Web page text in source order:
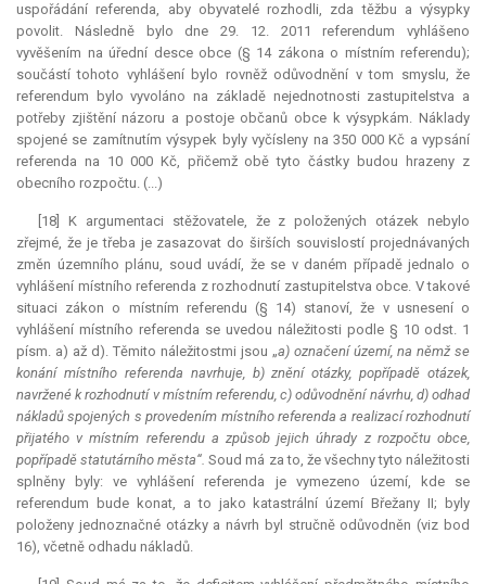
uspořádání referenda, aby obyvatelé rozhodli, zda těžbu a výsypky
povolit. Následně bylo dne 29. 12. 2011referendum vyhlášeno
vyvěšením na úřední desce obce (§ 14 zákona o místním referendu);
součástí tohoto vyhlášení bylo rovněž odůvodnění v tom smyslu, že
referendum bylo vyvoláno na základě nejednotnosti zastupitelstva a
potřeby zjištění názoru a postoje občanů obce k výsypkám. Náklady
spojené se zamítnutím výsypek byly vyčísleny na 350 000 Kč a vypsání
referenda na 10 000 Kč, přičemž obě tyto částky budou hrazeny z
obecního rozpočtu. (...)
[18] K argumentaci stěžovatele, že z položených otázek nebylo
zřejmé, že je třeba je zasazovat do širších souvislostí projednávaných
změn územního plánu, soud uvádí, že se v daném případě jednalo o
vyhlášení místního referenda z rozhodnutí zastupitelstva obce. V takové
situaci zákon o místním referendu (§ 14) stanoví, že v usnesení o
vyhlášení místního referenda se uvedou náležitosti podle § 10 odst. 1
písm. a) až d). Těmito náležitostmi jsou „a) označení území, na němž se
konání místního referenda navrhuje, b) znění otázky, popřípadě otázek,
navržené k rozhodnutí v místním referendu, c) odůvodnění návrhu, d) odhad
nákladů spojených s provedením místního referenda a realizací rozhodnutí
přijatého v místním referendu a způsob jejich úhrady z rozpočtu obce,
popřípadě statutárního města“.Soud má za to, že všechny tyto náležitosti
splněny byly: ve vyhlášení referenda je vymezeno území, kde se
referendum bude konat, a to jako katastrální území Břežany II; byly
položeny jednoznačné otázky a návrh byl stručně odůvodněn (viz bod
16), včetně odhadu nákladů.